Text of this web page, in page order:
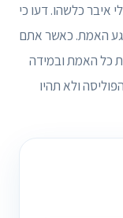
איבר כלשהו. דעו כי
האמת. כאשר אתם
כל האמת ובמידה
ולא תהיו